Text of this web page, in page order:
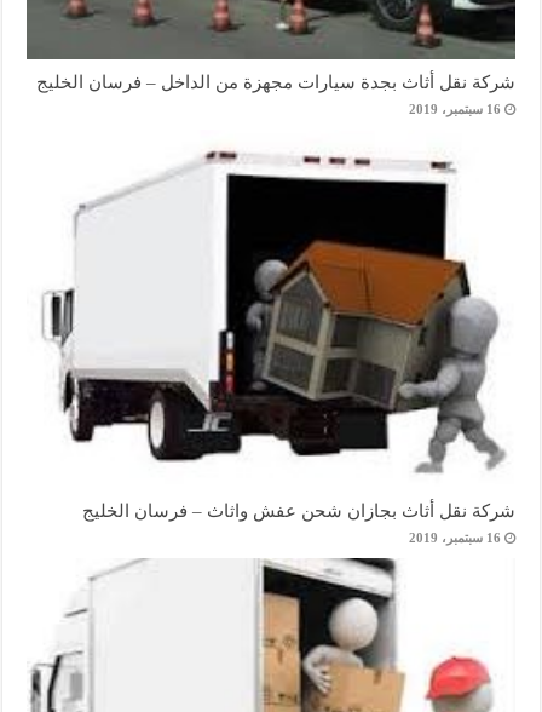
شركة نقل أثاث بجدة سيارات مجهزة من الداخل – فرسان الخليج
16 سبتمبر، 2019
شركة نقل أثاث بجازان شحن عفش واثاث – فرسان الخليج
16 سبتمبر، 2019